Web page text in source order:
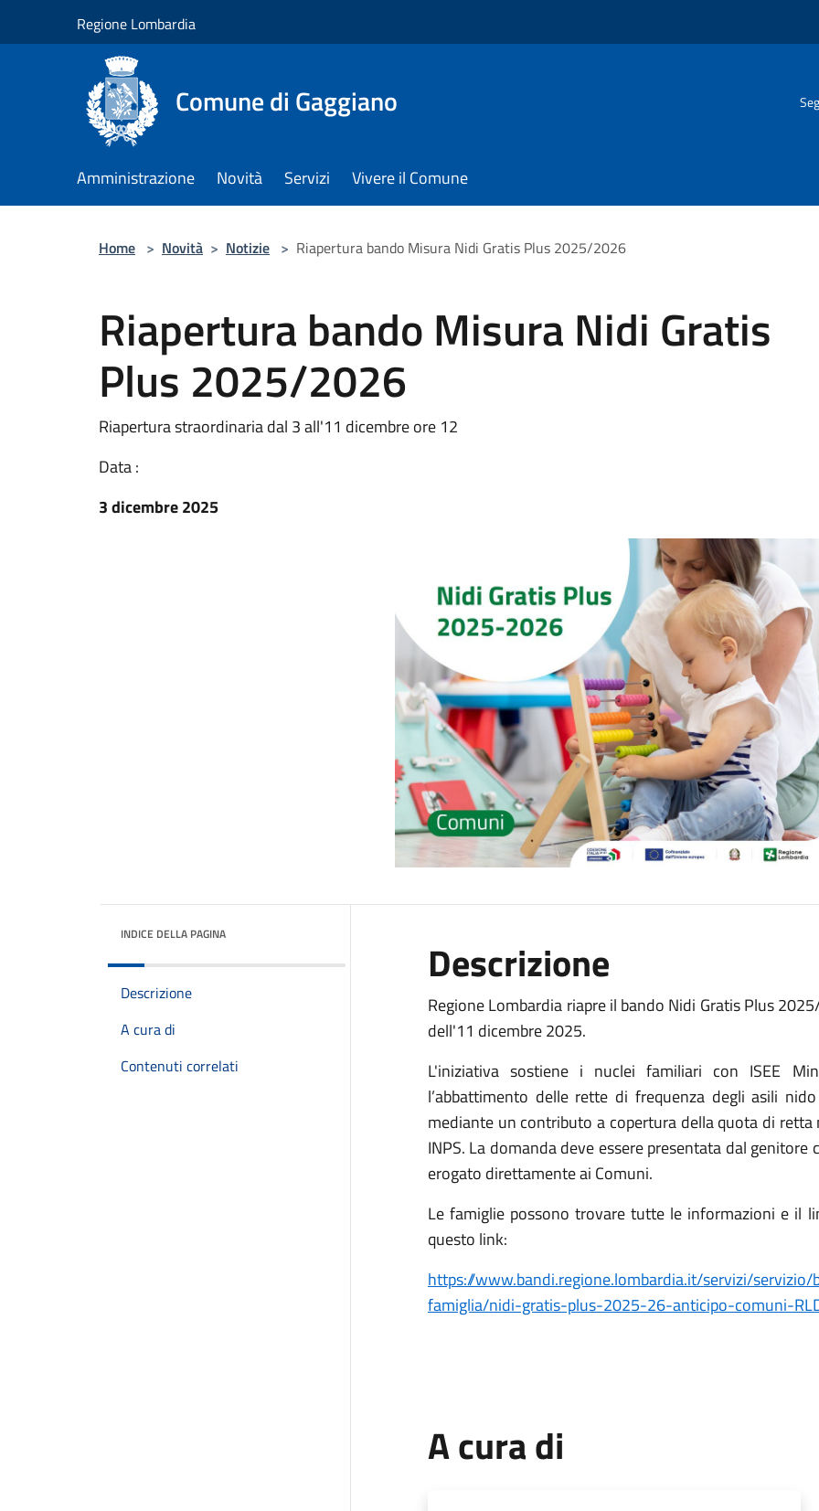
Regione Lombardia
Comune di Gaggiano
Amministrazione Novità Servizi Vivere il Comune
Home > Novità > Notizie > Riapertura bando Misura Nidi Gratis Plus 2025/2026
Riapertura bando Misura Nidi Gratis
Plus 2025/2026
Riapertura straordinaria dal 3 all'11 dicembre ore 12
Data :
3 dicembre 2025
INDICE DELLA PAGINA
Descrizione
A cura di
Contenuti correlati
Descrizione
Regione Lombardia riapre il bando Nidi Gratis Plus
dell'11 dicembre 2025.
L'iniziativa sostiene i nuclei familiari con ISEE
l’abbattimento delle rette di frequenza degli asili
mediante un contributo a copertura della quota di retta
INPS. La domanda deve essere presentata dal
erogato direttamente ai Comuni.
Le famiglie possono trovare tutte le informazioni e il
questo link:
https://www.bandi.regione.lombardia.it/servizi/
famiglia/nidi-gratis-plus-2025-26-anticipo-comuni-
A cura di